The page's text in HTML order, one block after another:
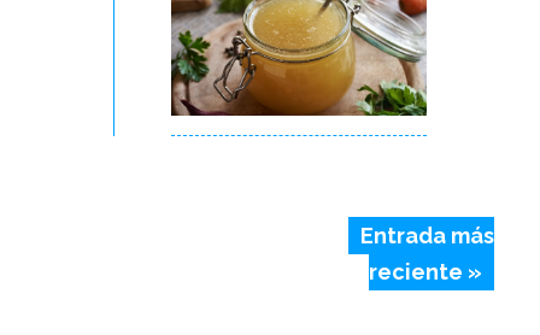
Entrada más
reciente »